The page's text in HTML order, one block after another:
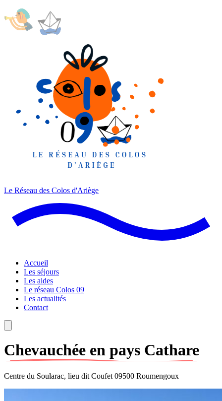
Le Réseau des Colos d'Ariège
Accueil
Les séjours
Les aides
Le réseau Colos 09
Les actualités
Contact
Chevauchée en pays Cathare
Centre du Soularac, lieu dit Coufet 09500 Roumengoux